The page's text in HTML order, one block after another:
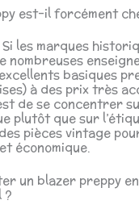
est-il forcément
les marques
nombreuses
basiques
à des prix très
de se concentrer
plutôt que sur
pièces vintage
économique.
un blazer preppy en
?